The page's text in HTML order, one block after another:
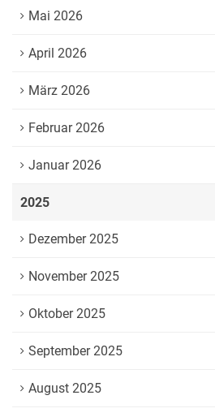
Mai 2026
April 2026
März 2026
Februar 2026
Januar 2026
2025
Dezember 2025
November 2025
Oktober 2025
September 2025
August 2025